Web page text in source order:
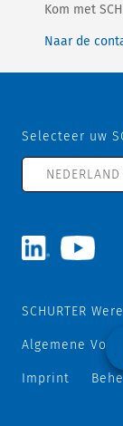
Kom met
Naar de
Selecteer uw
SCHURTER
Algemene
Imprint